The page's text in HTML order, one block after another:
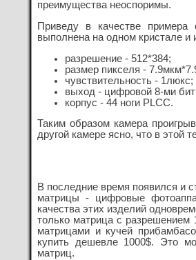
преимущества неоспоримы.
Приведу в качестве
выполнена на одном кристале
разрешение - 512*384;
размер пикселя -
чувствительность - 1люкс;
выход - цифровой 8-ми
корпус - 44 ноги PLCC.
Таким образом камера
другой камере ясно, что в этой
В последние время появился и
матрицы - цифровые
качества этих изделий
только матрица с разрешением
матрицами и кучей
купить дешевле 1000$. Это
матриц.